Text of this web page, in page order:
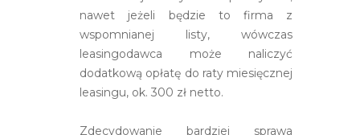
nawet jeżeli będzie to firma z
wspomnianej listy, wówczas
leasingodawca może naliczyć
dodatkową opłatę do raty miesięcznej
leasingu, ok. 300 zł netto.
Zdecydowanie bardziej sprawa